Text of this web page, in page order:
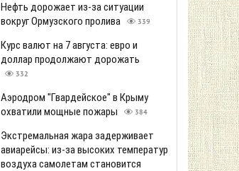
Нефть дорожает из-за ситуации
вокруг Ормузского пролива
339
Курс валют на 7 августа: евро и
доллар продолжают дорожать
332
Аэродром "Гвардейское" в Крыму
охватили мощные пожары
384
Экстремальная жара задерживает
авиарейсы: из-за высоких температур
воздуха самолетам становится